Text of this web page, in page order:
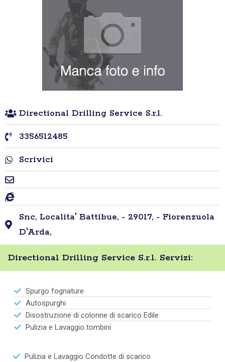
Directional Drilling Service S.r.l.
3356512485
Scrivici
Snc, Localita' Battibue, - 29017, - Fiorenzuola
D'Arda,
Directional Drilling Service S.r.l. Servizi:
Spurgo fognature
Autospurghi
Disostruzione di colonne di scarico Edile
Pulizia e Lavaggio tombini
Pulizia e Lavaggio Condotte di scarico